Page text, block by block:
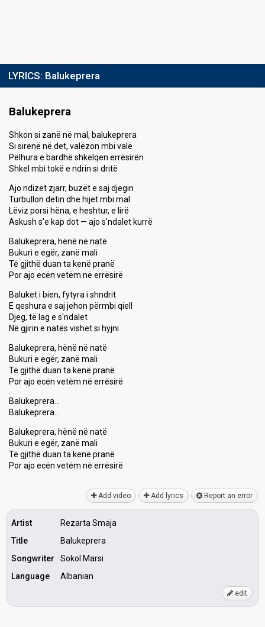
LYRICS: Balukeprera
Balukeprera
Shkon si zanë në mal, balukeprera
Si sirenë në det, valëzon mbi valë
Pëlhura e bardhë shkëlqen errësirën
Shkel mbi tokë e ndrin si dritë
Ajo ndizet zjarr, buzët e saj djegin
Turbullon detin dhe hijet mbi mal
Lëviz porsi hëna, e heshtur, e lirë
Askush s'e kap dot — ajo s'ndalet kurrë
Balukeprera, hënë në natë
Bukuri e egër, zanë mali
Të gjithë duan ta kenë pranë
Por ajo ecën vetëm në errësirë
Baluket i bien, fytyra i shndrit
E qeshura e saj jehon përmbi qiell
Djeg, të lag e s'ndalet
Në gjirin e natës vishet si hyjni
Balukeprera, hënë në natë
Bukuri e egër, zanë mali
Të gjithë duan ta kenë pranë
Por ajo ecën vetëm në errësirë
Balukeprera…
Balukeprera…
Balukeprera, hënë në natë
Bukuri e egër, zanë mali
Të gjithë duan ta kenë pranë
Por аjo ecën vetëm në errëѕirë
Add video Add lyrics Report an error
Artist
Rezarta Smaja
Title
Balukeprera
Songwriter
Sokol Marsi
Language
Albanian
edit